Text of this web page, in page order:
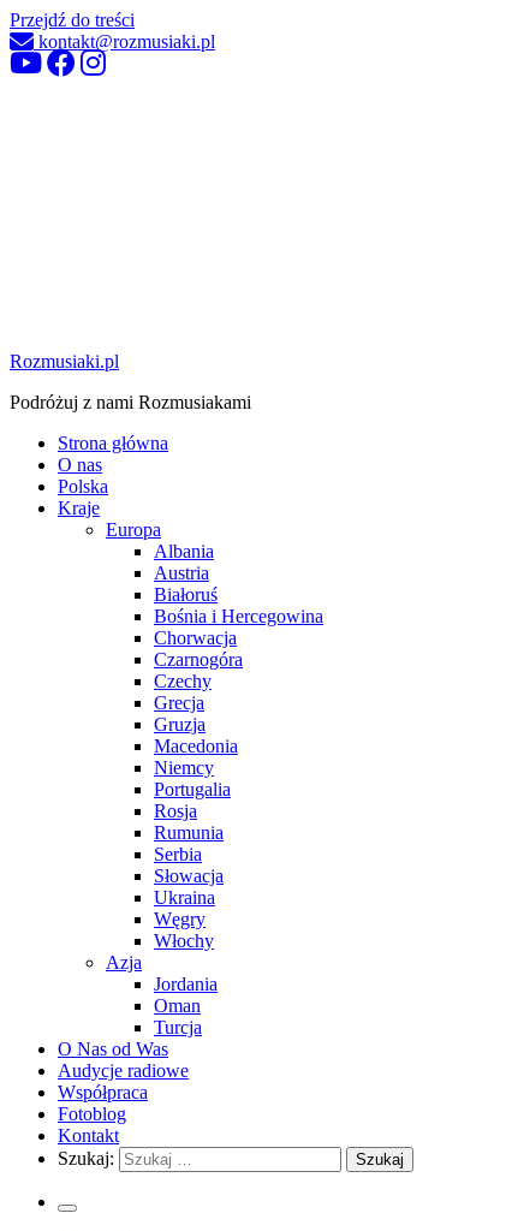
Przejdź do treści
kontakt@rozmusiaki.pl
Rozmusiaki.pl
Podróżuj z nami Rozmusiakami
Strona główna
O nas
Polska
Kraje
Europa
Albania
Austria
Białoruś
Bośnia i Hercegowina
Chorwacja
Czarnogóra
Czechy
Grecja
Gruzja
Macedonia
Niemcy
Portugalia
Rosja
Rumunia
Serbia
Słowacja
Ukraina
Węgry
Włochy
Azja
Jordania
Oman
Turcja
O Nas od Was
Audycje radiowe
Współpraca
Fotoblog
Kontakt
Szukaj: